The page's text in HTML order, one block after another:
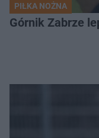
PIŁKA NOŻNA
Górnik Zabrze